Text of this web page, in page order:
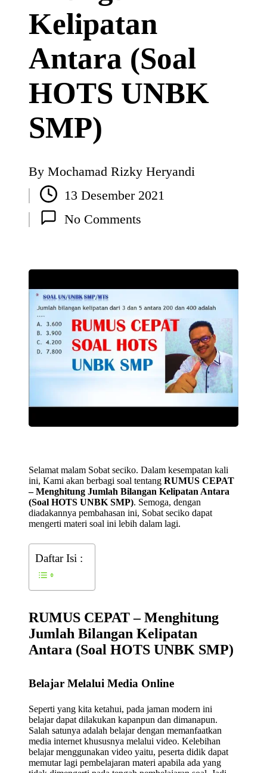
Kelipatan
Antara (Soal
HOTS UNBK
SMP)
Posted
by
By Mochamad Rizky Heryandi
13 Desember 2021
No Comments
Selamat malam Sobat seciko. Dalam kesempatan kali
ini, Kami akan berbagi soal tentang RUMUS CEPAT
– Menghitung Jumlah Bilangan Kelipatan Antara
(Soal HOTS UNBK SMP). Semoga, dengan
diadakannya pembahasan ini, Sobat seciko dapat
mengerti materi soal ini lebih dalam lagi.
Daftar Isi :
RUMUS CEPAT – Menghitung
Jumlah Bilangan Kelipatan
Antara (Soal HOTS UNBK SMP)
Belajar Melalui Media Online
Seperti yang kita ketahui, pada jaman modern ini
belajar dapat dilakukan kapanpun dan dimanapun.
Salah satunya adalah belajar dengan memanfaatkan
media internet khususnya melalui video. Kelebihan
belajar menggunakan video yaitu, peserta didik dapat
memutar lagi pembelajaran materi apabila ada yang